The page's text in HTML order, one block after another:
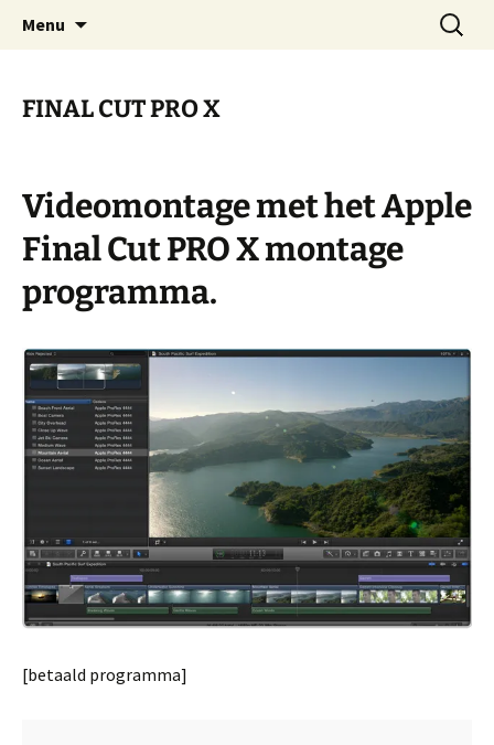
VIDEOCLUBEDE
ESVA is uw videoclub in de regio Ede
Menu
Zoeken
naar:
FINAL CUT PRO X
Videomontage met het Apple
Final Cut PRO X montage
programma.
[betaald programma]